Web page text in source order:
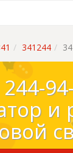
341244
и